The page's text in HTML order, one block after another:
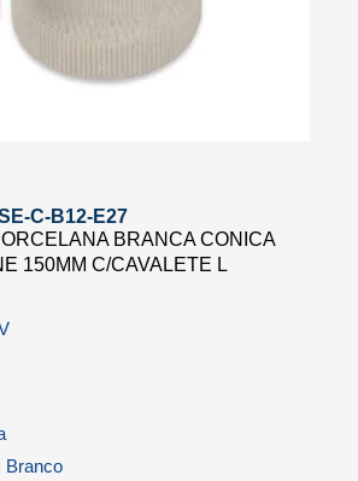
C-B12-E27
BRANCA CONICA
150MM C/CAVALETE L
Branco